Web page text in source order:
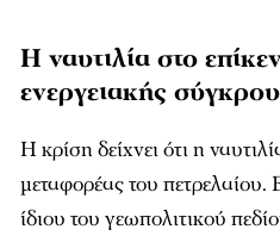
Η ναυτιλία στο
ενεργειακής
Η κρίση δείχνει ότι η
μεταφορέας του πετρελαίου.
ίδιου του γεωπολιτικού